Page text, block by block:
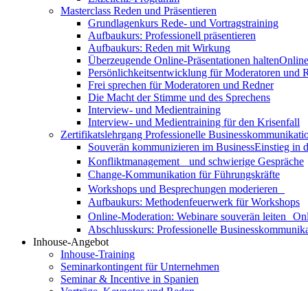
Masterclass Reden und Präsentieren
Grundlagenkurs Rede- und Vortragstraining
Aufbaukurs: Professionell präsentieren
Aufbaukurs: Reden mit Wirkung
Überzeugende Online-Präsentationen halten
Persönlichkeitsentwicklung für Moderatoren und
Frei sprechen für Moderatoren und Redner
Die Macht der Stimme und des Sprechens
Interview- und Medientraining
Interview- und Medientraining für den Krisenfall
Zertifikatslehrgang Professionelle
Souverän kommunizieren im BusinessEinstieg in
Konfliktmanagement und schwierige Gespräche
Change-Kommunikation für Führungskräfte
Workshops und Besprechungen moderieren
Aufbaukurs: Methodenfeuerwerk für Workshops
Online-Moderation: Webinare souverän leiten
Abschlusskurs: Professionelle
Inhouse-Angebot
Inhouse-Training
Seminarkontingent für Unternehmen
Seminar & Incentive in Spanien